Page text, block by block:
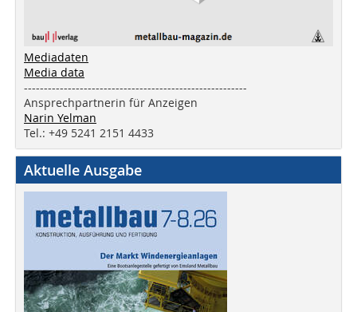
Mediadaten
Media data
--------------------------------------------------------
Ansprechpartnerin für Anzeigen
Narin Yelman
Tel.: +49 5241 2151 4433
Aktuelle Ausgabe